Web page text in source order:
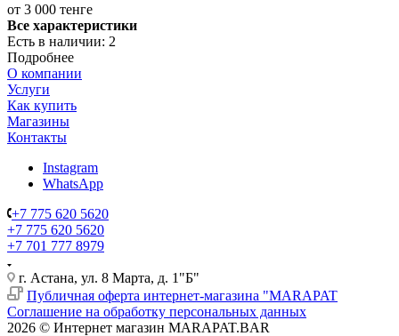
от 3 000 тенге
Все характеристики
Есть в наличии: 2
Подробнее
О компании
Услуги
Как купить
Магазины
Контакты
Instagram
WhatsApp
+7 775 620 5620
+7 775 620 5620
+7 701 777 8979
г. Астана, ул. 8 Марта, д. 1"Б"
Публичная оферта интернет-магазина "MARAPAT
Соглашение на обработку персональных данных
2026 © Интернет магазин MARAPAT.BAR